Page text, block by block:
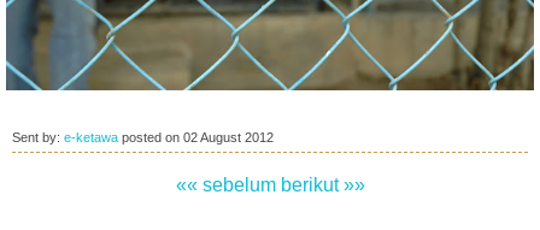
Sent by: e-ketawa posted on 02 August 2012
«« sebelum berikut »»